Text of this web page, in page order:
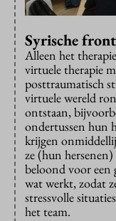
Syrische
Alleen het
virtuele therapie
posttraumatisch
virtuele wereld
ontstaan,
ondertussen hun
krijgen
ze (hun
beloond voor een
wat werkt, zodat
stressvolle
het team.